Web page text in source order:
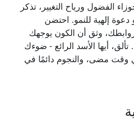
الفضول ورياح التغيير، تذكر
إلهية للنمو. احتضن
وثق أن الكون يوجهك
أيها الأسد الرائع - ضوءك
مضى، والنجوم دائمًا في